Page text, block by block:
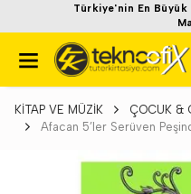
Türkiye'nin En Büyük
KİTAP VE MÜZİK ÇOCUK &
Afacan 5’ler Serüven